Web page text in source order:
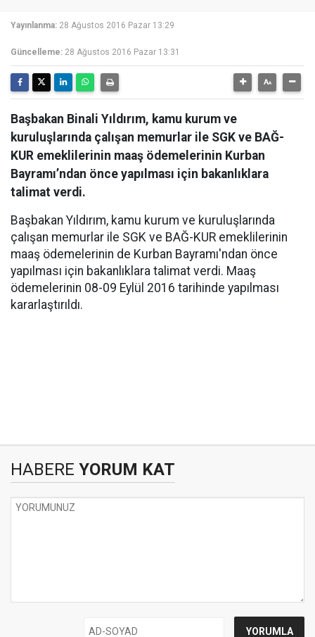
Yayınlanma: 28 Ağustos 2016 Pazar 13:29
Güncelleme: 28 Ağustos 2016 Pazar 13:31
Başbakan Binali Yıldırım, kamu kurum ve
kuruluşlarında çalışan memurlar ile SGK ve BAĞ-
KUR emeklilerinin maaş ödemelerinin Kurban
Bayramı’ndan önce yapılması için bakanlıklara
talimat verdi.
Başbakan Yıldırım, kamu kurum ve kuruluşlarında
çalışan memurlar ile SGK ve BAĞ-KUR emeklilerinin
maaş ödemelerinin de Kurban Bayramı'ndan önce
yapılması için bakanlıklara talimat verdi. Maaş
ödemelerinin 08-09 Eylül 2016 tarihinde yapılması
kararlaştırıldı.
HABERE YORUM KAT